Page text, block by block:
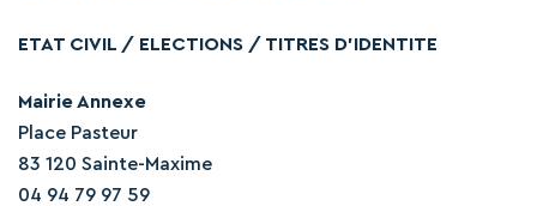
ETAT CIVIL / ELECTIONS / TITRES D’IDENTITE
Mairie Annexe
Place Pasteur
83 120 Sainte-Maxime
04 94 79 97 59